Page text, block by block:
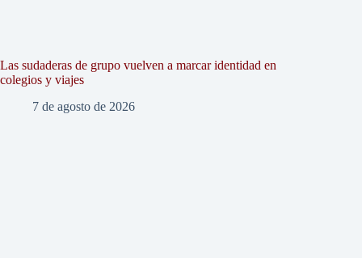
Las sudaderas de grupo vuelven a marcar identidad en
colegios y viajes
7 de agosto de 2026